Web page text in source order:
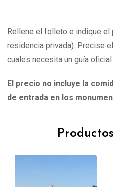
Rellene el folleto e indique el
residencia privada). Precise
cuales necesita un guía
El precio no incluye la
de entrada en los